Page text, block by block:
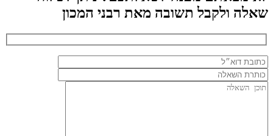
שאלה ולקבל תשובה מאת רבני המכון